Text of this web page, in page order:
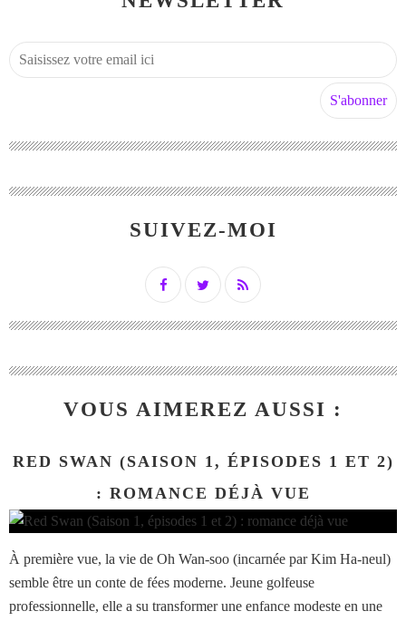
SUIVEZ-MOI
VOUS AIMEREZ AUSSI :
RED SWAN (SAISON 1, ÉPISODES 1 ET 2)
: ROMANCE DÉJÀ VUE
À première vue, la vie de Oh Wan-soo (incarnée par Kim Ha-neul)
semble être un conte de fées moderne. Jeune golfeuse
professionnelle, elle a su transformer une enfance modeste en une